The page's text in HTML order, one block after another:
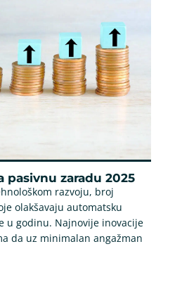
pasivnu zaradu 2025
razvoju, broj
olakšavaju automatsku
u godinu. Najnovije inovacije
da uz minimalan angažman